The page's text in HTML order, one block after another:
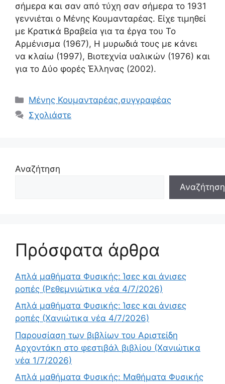
σήμερα και σαν από τύχη σαν σήμερα το 1931
γεννιέται ο Μένης Κουμανταρέας. Είχε τιμηθεί
με Κρατικά Βραβεία για τα έργα του Το
Αρμένισμα (1967), Η μυρωδιά τους με κάνει
να κλαίω (1997), Βιοτεχνία υαλικών (1976) και
για το Δύο φορές Έλληνας (2002).
Κατηγορίες
Μένης Κουμανταρέας,συγγραφέας
Σχολιάστε
Αναζήτηση
Αναζήτηση
Πρόσφατα άρθρα
Απλά μαθήματα Φυσικής: Ίσες και άνισες
ροπές (Ρεθεμνιώτικα νέα 4/7/2026)
Απλά μαθήματα Φυσικής: Ίσες και άνισες
ροπές (Χανιώτικα νέα 4/7/2026)
Παρουσίαση των βιβλίων του Αριστείδη
Αρχοντάκη στο φεστιβάλ βιβλίου (Χανιώτικα
νέα 1/7/2026)
Απλά μαθήματα Φυσικής: Μαθήματα Φυσικής